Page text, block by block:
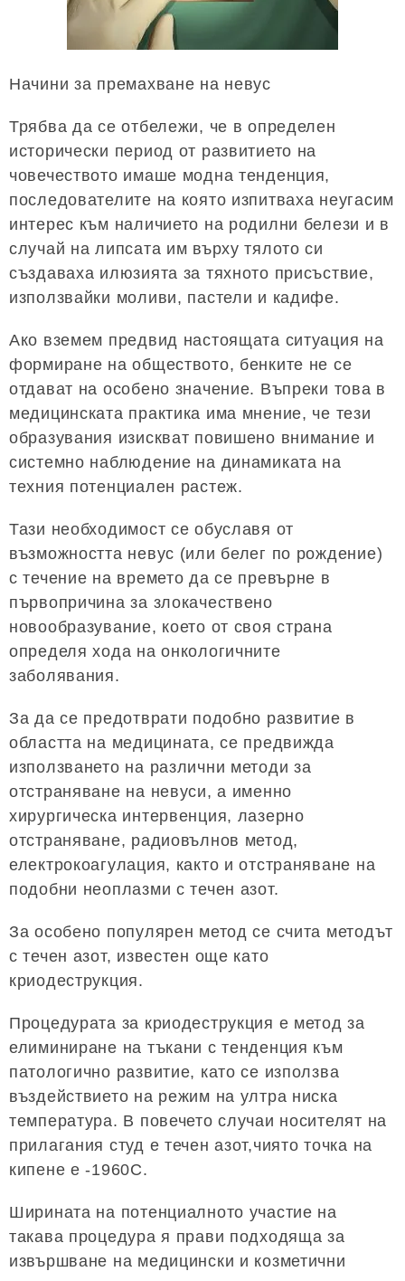
Начини за премахване на невус
Трябва да се отбележи, че в определен
исторически период от развитието на
човечеството имаше модна тенденция,
последователите на която изпитваха неугасим
интерес към наличието на родилни белези и в
случай на липсата им върху тялото си
създаваха илюзията за тяхното присъствие,
използвайки моливи, пастели и кадифе.
Ако вземем предвид настоящата ситуация на
формиране на обществото, бенките не се
отдават на особено значение. Въпреки това в
медицинската практика има мнение, че тези
образувания изискват повишено внимание и
системно наблюдение на динамиката на
техния потенциален растеж.
Тази необходимост се обуславя от
възможността невус (или белег по рождение)
с течение на времето да се превърне в
първопричина за злокачествено
новообразувание, което от своя страна
определя хода на онкологичните
заболявания.
За да се предотврати подобно развитие в
областта на медицината, се предвижда
използването на различни методи за
отстраняване на невуси, а именно
хирургическа интервенция, лазерно
отстраняване, радиовълнов метод,
електрокоагулация, както и отстраняване на
подобни неоплазми с течен азот.
За особено популярен метод се счита методът
с течен азот, известен още като
криодеструкция.
Процедурата за криодеструкция е метод за
елиминиране на тъкани с тенденция към
патологично развитие, като се използва
въздействието на режим на ултра ниска
температура. В повечето случаи носителят на
прилагания студ е течен азот,чиято точка на
кипене е -1960C.
Ширината на потенциалното участие на
такава процедура я прави подходяща за
извършване на медицински и козметични